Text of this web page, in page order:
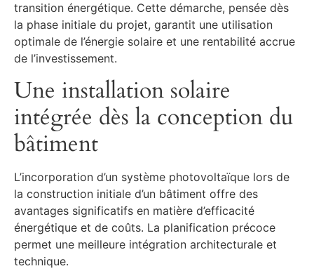
transition énergétique. Cette démarche, pensée dès
la phase initiale du projet, garantit une utilisation
optimale de l’énergie solaire et une rentabilité accrue
de l’investissement.
Une installation solaire
intégrée dès la conception du
bâtiment
L’incorporation d’un système photovoltaïque lors de
la construction initiale d’un bâtiment offre des
avantages significatifs en matière d’efficacité
énergétique et de coûts. La planification précoce
permet une meilleure intégration architecturale et
technique.